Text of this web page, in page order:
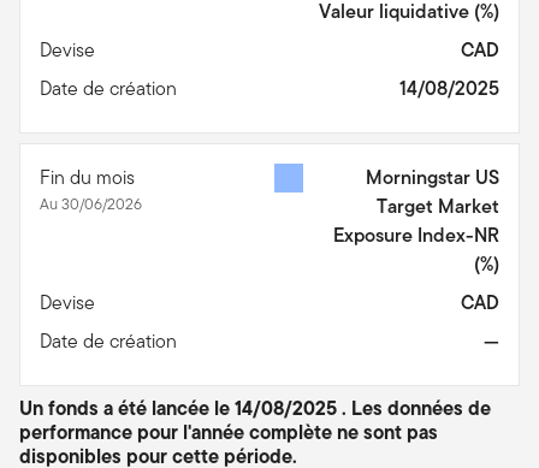
Valeur liquidative (%)
Devise
CAD
Date de création
14/08/2025
Fin du mois
Au 30/06/2026
Morningstar US
Target Market
Exposure Index-NR
(%)
Devise
CAD
Date de création
—
Un fonds a été lancée le 14/08/2025 . Les données de
performance pour l'année complète ne sont pas
disponibles pour cette période.